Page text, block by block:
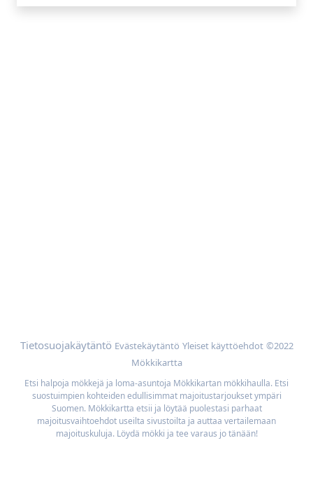
Tietosuojakäytäntö Evästekäytäntö Yleiset käyttöehdot ©2022
Mökkikartta
Etsi halpoja mökkejä ja loma-asuntoja Mökkikartan mökkihaulla. Etsi
suostuimpien kohteiden edullisimmat majoitustarjoukset ympäri
Suomen. Mökkikartta etsii ja löytää puolestasi parhaat
majoitusvaihtoehdot useilta sivustoilta ja auttaa vertailemaan
majoituskuluja. Löydä mökki ja tee varaus jo tänään!